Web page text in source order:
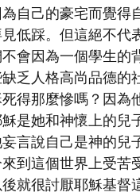
自己的豪宅而覺得
低踩。但這絕不代
會因為一個學生的
乏人格高尚品德的
得那麼慘嗎？因為
是她和神懷上的兒
言說自己是神的兒
到這個世界上受苦
就很討厭耶穌基督